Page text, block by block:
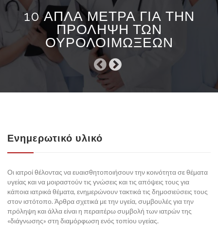
to
content
ΑΡΧΙΚΗ
ΥΠΗΡΕΣΊΕΣ
ΠΑΚΈΤΑ ΕΞΕΤΆΣΕΩΝ
10 ΑΠΛΆ ΜΈΤΡΑ ΓΙΑ ΤΗΝ
ΠΡΌΛΗΨΗ ΤΩΝ
ΟΥΡΟΛΟΙΜΏΞΕΩΝ
Ενημερωτικό υλικό
Οι ιατροί θέλοντας να ευαισθητοποιήσουν την κοινότητα σε θέματα
υγείας και να μοιραστούν τις γνώσεις και τις απόψεις τους για
κάποια ιατρικά θέματα, ενημερώνουν τακτικά τις δημοσιεύσεις τους
στον ιστότοπο. Άρθρα σχετικά με την υγεία, συμβουλές για την
πρόληψη και άλλα είναι η περαιτέρω συμβολή των ιατρών της
«διάγνωσης» στη διαμόρφωση ενός τοπίου υγείας.